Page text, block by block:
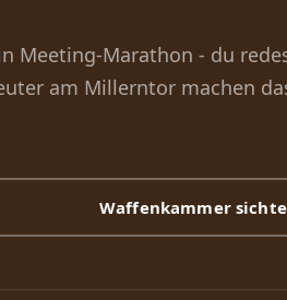
Meeting-Marathon - du
am Millerntor machen
Waffenkammer